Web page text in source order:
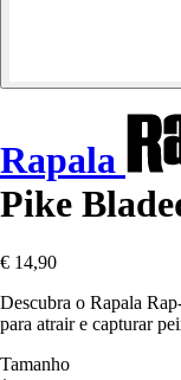
Rapala
Pike
€ 14,90
Descubra o Rapala
para atrair e capturar
Tamanho